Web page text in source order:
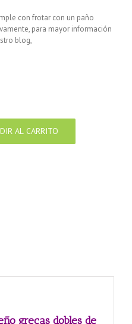
con frotar con un paño
para mayor información
blog,
AL CARRITO
grecas dobles de